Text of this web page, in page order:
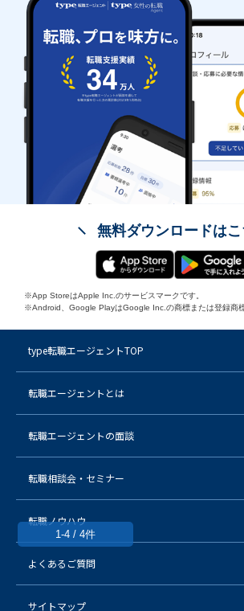
1-4 / 4件
無料ダウンロードはこ
※App StoreはApple Inc.のサービスマークです。
※Android、Google PlayはGoogle Inc.の商標または登録商標
type転職エージェントTOP
転職エージェントとは
転職エージェントの面談
転職相談会・セミナー
転職ノウハウ
よくあるご質問
サイトマップ